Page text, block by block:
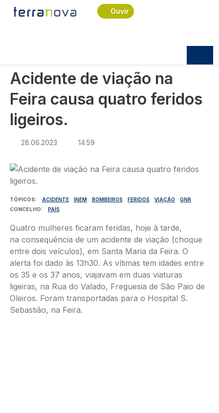
Passar para o conteúdo principal
Ouvir
Navegação estrutural
Início
Sociedade
Acidente de viação na Feira causa quatro feridos
Acidente de viação na
Feira causa quatro feridos
ligeiros.
28.06.2023 14:59
Imagem
TÓPICOS ACIDENTE INEM BOMBEIROS FERIDOS VIAÇÃO
GNR
CONCELHO
PAÍS
Quatro mulheres ficaram feridas, hoje à tarde,
na consequência de um acidente de viação (choque
entre dois veículos), em Santa Maria da Feira. O
alerta foi dado às 13h30. As vítimas tem idades entre
os 35 e os 37 anos, viajavam em duas viaturas
ligeiras, na Rua do Valado, Freguesia de São Paio de
Oleiros. Foram transportadas para o Hospital S.
Sebastião, na Feira.